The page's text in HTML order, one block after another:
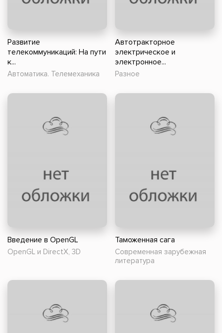
Развитие
телекоммуникаций: На пути
к...
Автоматика. Телемеханика
Автотракторное
электрическое и
электронное...
Разное
Введение в OpenGL
OpenGL и DirectX, 3D
Таможенная сага
Современная зарубежная
литература